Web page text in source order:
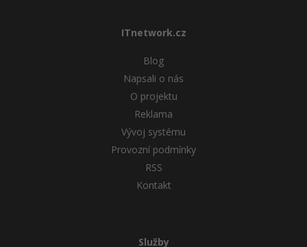
ITnetwork.cz
Blog
Napsali o nás
O projektu
Reklama
Vývoj systému
Provozní podmínky
RSS
Kontakt
Služby